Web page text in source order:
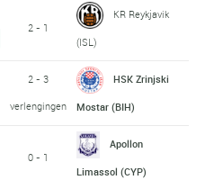
2 - 1
KR Reykjavik
(ISL)
2 - 3
verlengingen
HSK Zrinjski
Mostar (BIH)
0 - 1
Apollon
Limassol (CYP)